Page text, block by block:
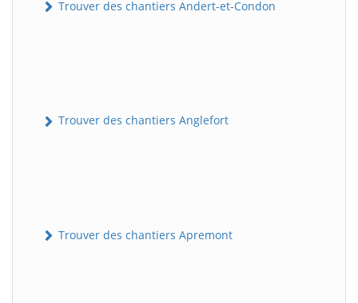
Trouver des chantiers Andert-et-Condon
Trouver des chantiers Anglefort
Trouver des chantiers Apremont